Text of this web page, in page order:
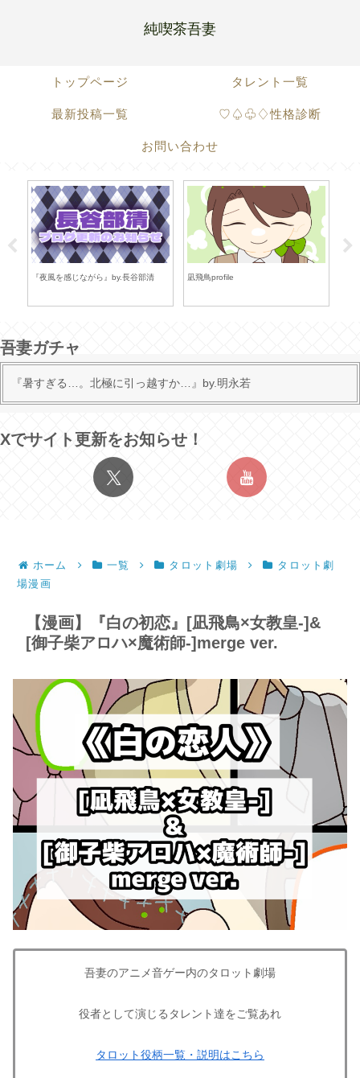
純喫茶吾妻
トップページ タレント一覧
最新投稿一覧 ♡♤♧♢性格診断
お問い合わせ
『夜風を感じながら』by.長谷部清 凪飛鳥profile
吾妻ガチャ
『暑すぎる…。北極に引っ越すか…』by.明永若
Xでサイト更新をお知らせ！
ホーム 一覧 タロット劇場
タロット劇
場漫画
【漫画】『白の初恋』[凪飛鳥×女教皇-]&
[御子柴アロハ×魔術師-]merge ver.
吾妻のアニメ音ゲー内のタロット劇場
役者として演じるタレント達をご覧あれ
タロット役柄一覧・説明はこちら